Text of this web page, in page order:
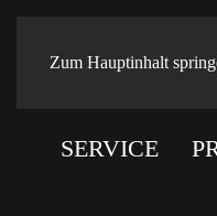
Zum Hauptinhalt
SERVICE